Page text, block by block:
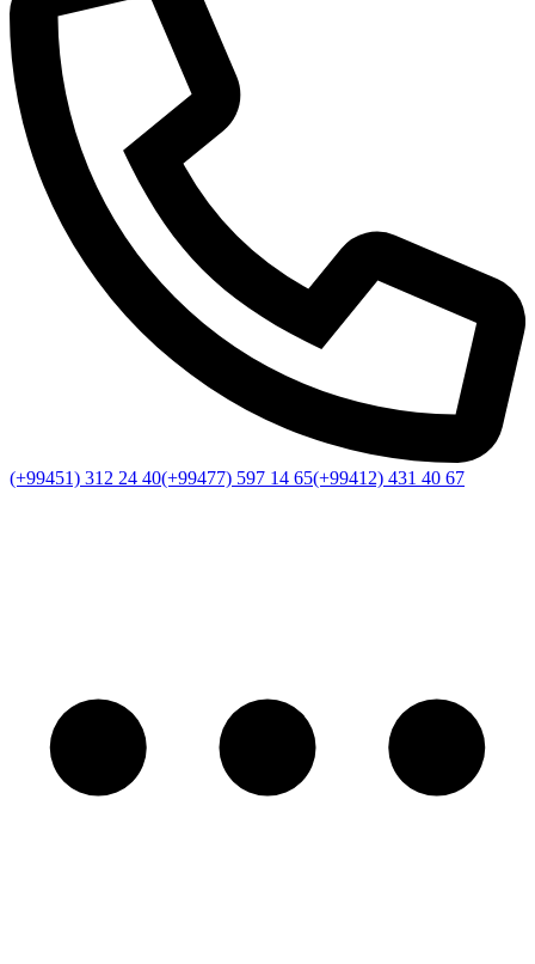
(+99451) 312 24 40(+99477) 597 14 65(+99412) 431 40 67